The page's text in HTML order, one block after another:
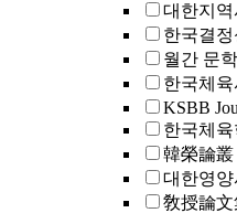
대한지역
한국결정
월간 문
한국체육
KSBB
한국체육
韓榮論叢
대한영양
敎授論文